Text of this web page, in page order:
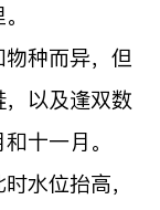
种而异，但
以及逢双数
十一月。
水位抬高，